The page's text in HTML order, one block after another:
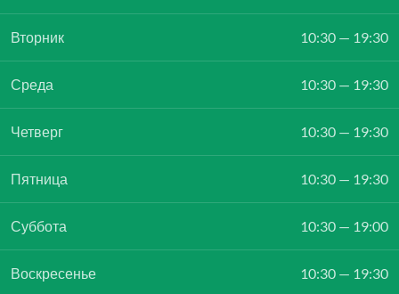
Вторник 10:30 — 19:30
Среда 10:30 — 19:30
Четверг 10:30 — 19:30
Пятница 10:30 — 19:30
Суббота 10:30 — 19:00
Воскресенье 10:30 — 19:30